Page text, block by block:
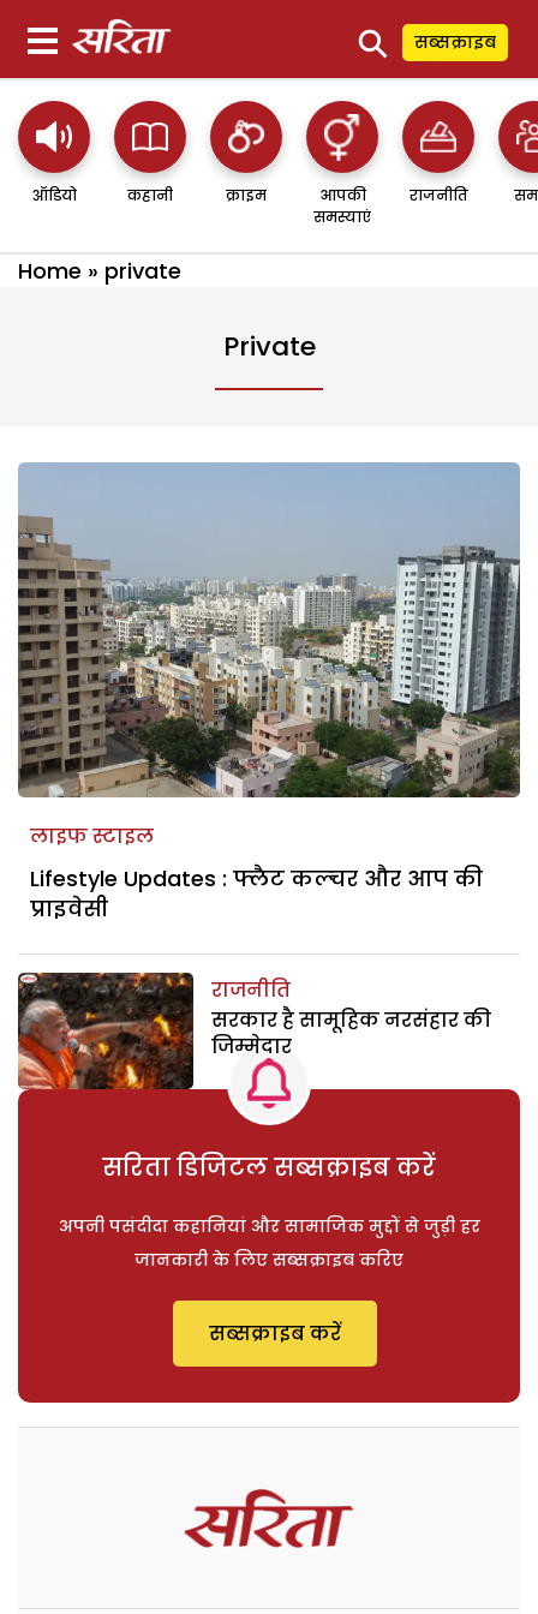
⚲ सब्सक्राइब
ऑडियो कहानी क्राइम
आपकी
समस्याएं
राजनीति
Home » private
Private
लाइफ स्टाइल
Lifestyle Updates : फ्लैट कल्चर और आप की
प्राइवेसी
राजनीति
सरकार है सामूहिक नरसंहार की
जिम्मेदार
सरिता डिजिटल सब्सक्राइब करें
अपनी पसंदीदा कहानियां और सामाजिक मुद्दों से जुड़ी हर
जानकारी के लिए सब्सक्राइब करिए
सब्सक्राइब करें